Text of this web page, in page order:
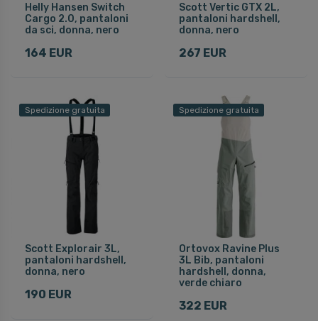
Helly Hansen Switch
Cargo 2.0, pantaloni
da sci, donna, nero
164 EUR
Scott Vertic GTX 2L,
pantaloni hardshell,
donna, nero
267 EUR
Spedizione gratuita
Scott Explorair 3L,
pantaloni hardshell,
donna, nero
190 EUR
Spedizione gratuita
Ortovox Ravine Plus
3L Bib, pantaloni
hardshell, donna,
verde chiaro
322 EUR